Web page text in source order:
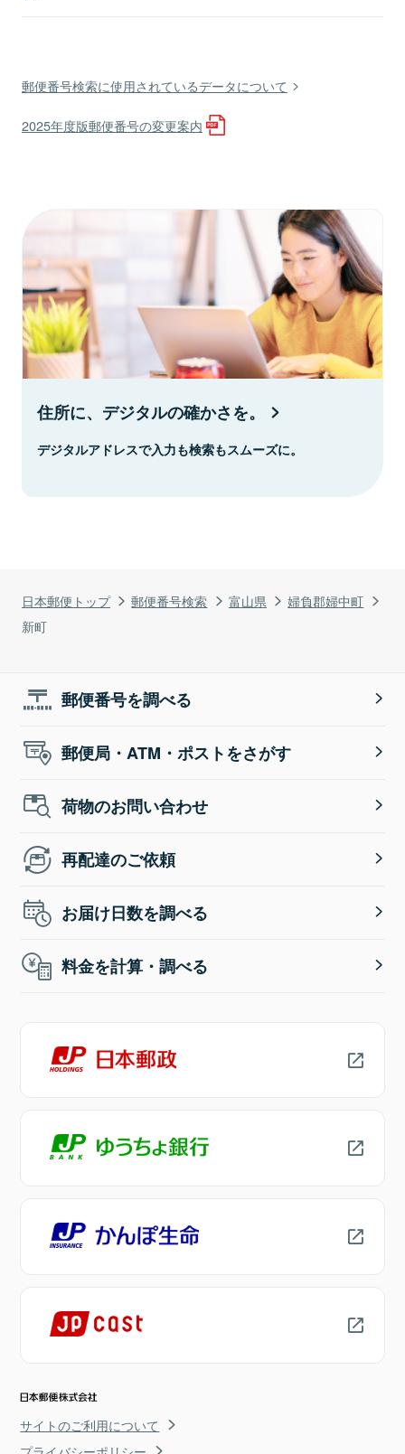
日本郵便トップ 郵便番号検索 富山県
婦負郡婦中町
新町
郵便番号検索に使用されているデータについて
2025年度版郵便番号の変更案内
住所に、デジタルの確かさを。
デジタルアドレスで入力も検索もスムーズに。
郵便番号を調べる
郵便局・ATM・ポストをさがす
荷物のお問い合わせ
再配達のご依頼
お届け日数を調べる
料金を計算・調べる
サイトのご利用について